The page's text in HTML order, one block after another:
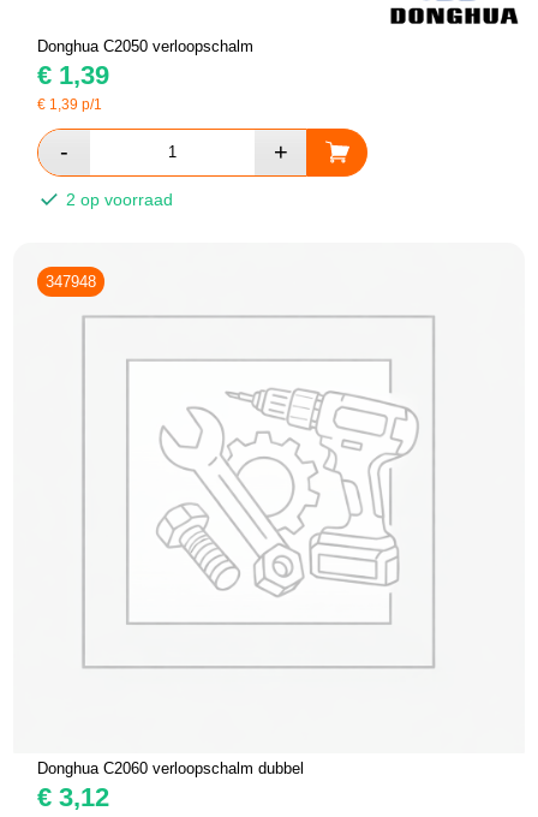
Donghua C2050 verloopschalm
€ 1,39
€ 1,39 p/1
2 op voorraad
347948
Donghua C2060 verloopschalm dubbel
€ 3,12